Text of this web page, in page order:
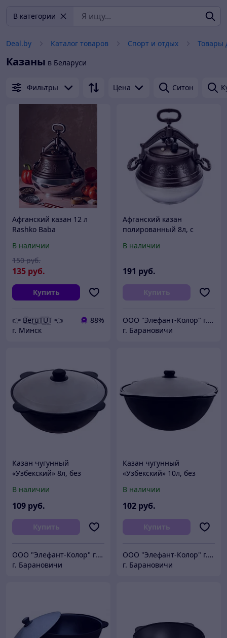
В категории
Deal.by Каталог товаров Спорт и отдых Товары
Казаны в Беларуси
Фильтры Цена Ситон
Афганский казан 12 л
Rashko Baba
В наличии
135 руб.
150 руб.
Купить
👉 B͟͞e͟͞r͟͟͞u͟͞T͟͟͞U͟͟͞T 👈
88%
г. Минск
Афганский казан
полированный 8л, с
В наличии
191 руб.
Купить
ООО "Элефант-Колор" г.Барановичи ул.Пролетарская 46
г. Барановичи
Казан чугунный
«Узбекский» 8л, без
В наличии
109 руб.
Купить
ООО "Элефант-Колор" г.Барановичи ул.Пролетарская 46
г. Барановичи
Казан чугунный
«Узбекский» 10л, без
В наличии
102 руб.
Купить
ООО "Элефант-Колор" г.Барановичи ул.Пролетарская 46
г. Барановичи